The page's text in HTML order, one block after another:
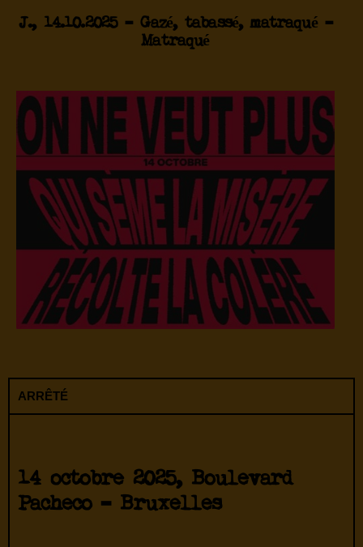
J., 14.10.2025 – Gazé, tabassé, matraqué –
Matraqué
ARRÊTÉ
14 octobre 2025, Boulevard
Pacheco – Bruxelles